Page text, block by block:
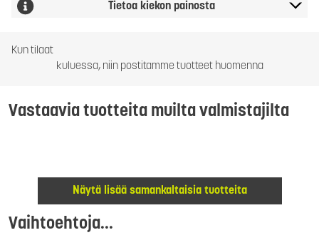
Tietoa kiekon painosta
Kun tilaat
kuluessa, niin postitamme tuotteet huomenna
Vastaavia tuotteita muilta valmistajilta
Näytä lisää samankaltaisia tuotteita
Vaihtoehtoja...